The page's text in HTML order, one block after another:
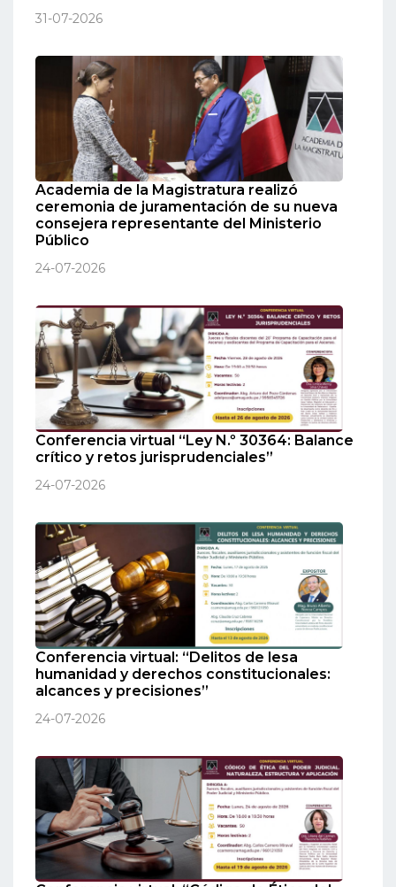
31-07-2026
Academia de la Magistratura realizó
ceremonia de juramentación de su nueva
consejera representante del Ministerio
Público
24-07-2026
Conferencia virtual “Ley N.º 30364: Balance
crítico y retos jurisprudenciales”
24-07-2026
Conferencia virtual: “Delitos de lesa
humanidad y derechos constitucionales:
alcances y precisiones”
24-07-2026